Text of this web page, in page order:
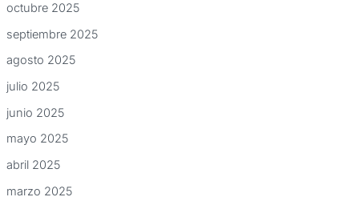
octubre 2025
septiembre 2025
agosto 2025
julio 2025
junio 2025
mayo 2025
abril 2025
marzo 2025